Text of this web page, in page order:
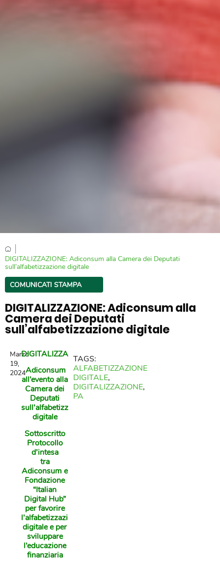
DIGITALIZZAZIONE: Adiconsum alla Camera dei Deputati
sull’alfabetizzazione digitale
COMUNICATI STAMPA
DIGITALIZZAZIONE: Adiconsum alla
Camera dei Deputati
sull’alfabetizzazione digitale
Marzo
19,
2024
DIGITALIZZAZIONE
Adiconsum
all’evento alla
Camera dei
Deputati
sull’alfabetizzazione
digitale
Sottoscritto
Protocollo
d’intesa
tra
Adiconsum e
Fondazione
“Italian
Digital Hub”
per favorire
l’alfabetizzazione
digitale e per
sviluppare
l’educazione
finanziaria
TAGS:
ALFABETIZZAZIONE
DIGITALE,
DIGITALIZZAZIONE,
PA